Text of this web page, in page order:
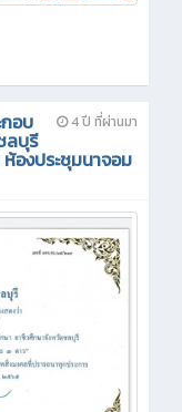
4 ปี ที่ผ่านมา
อบ
ลบุรี
องประชุมนาจอม